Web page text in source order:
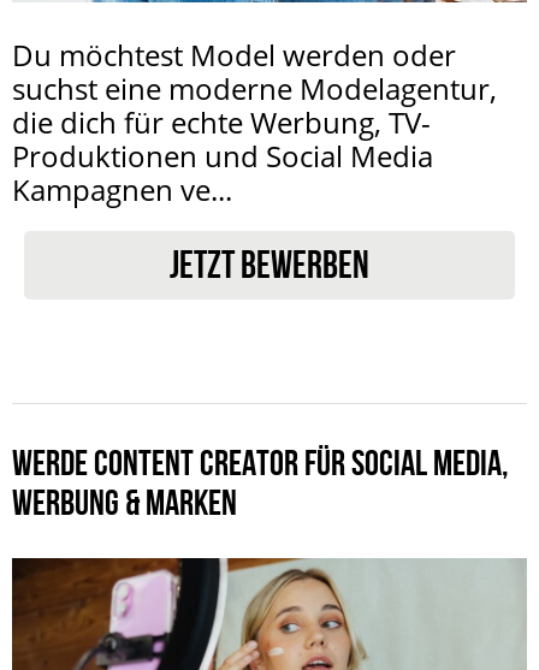
Du möchtest Model werden oder
suchst eine moderne Modelagentur,
die dich für echte Werbung, TV-
Produktionen und Social Media
Kampagnen ve...
JETZT BEWERBEN
WERDE CONTENT CREATOR FÜR SOCIAL MEDIA,
WERBUNG & MARKEN